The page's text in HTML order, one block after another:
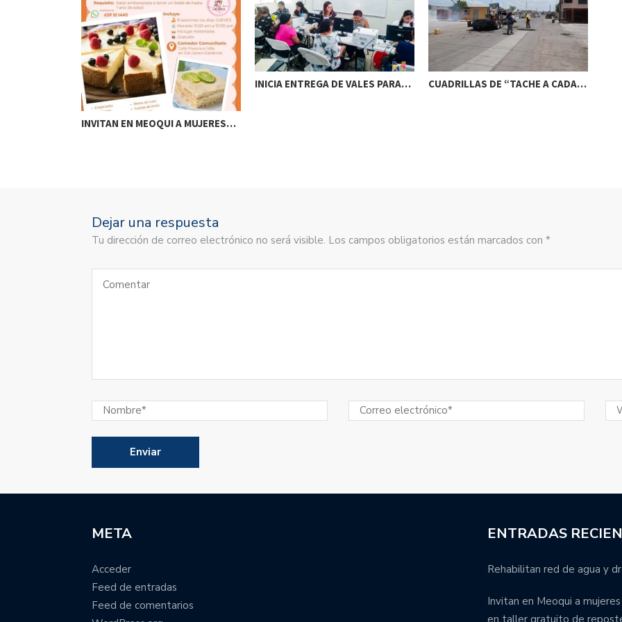
INVITAN EN MEOQUI A MUJERES…
INICIA ENTREGA DE VALES PARA… CUADRILLAS DE “TACHE A CADA…
Dejar una respuesta
Tu dirección de correo electrónico no será visible. Los campos obligatorios están marcados con *
META
Acceder
Feed de entradas
Feed de comentarios
ENTRADAS
Rehabilitan red de agua y
Invitan en Meoqui a